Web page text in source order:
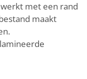
met een rand
maakt